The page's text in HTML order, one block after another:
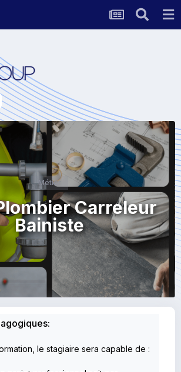
Métier
Carreleur
Bainiste
le stagiaire sera capable de :